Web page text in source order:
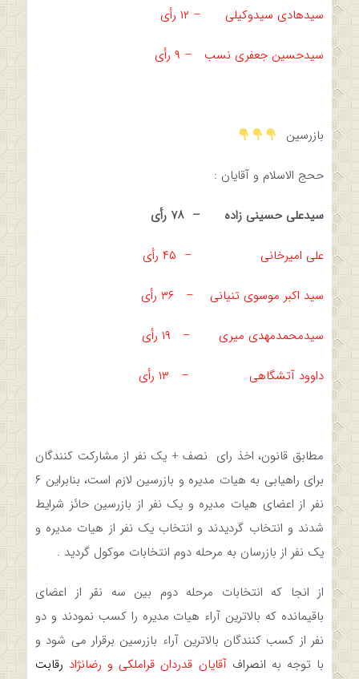
سیدهادی سیدوکیلی – ۱۲ رأی
سیدحسین جعفری نسب – ۹ رأی
بازرسین
ححج الاسلام و آقایان :
سیدعلی حسینی زاده – ۷۸ رأی
علی امیرخانی – ۴۵ رأی
سید اکبر موسوی تنیانی – ۳۶ رأی
سیدمحمدمهدی میری – ۱۹ رأی
داوود آتشگاهی – ۱۳ رأی
مطابق قانون، اخذ رای نصف + یک نفر از مشارکت کنندگان
برای راهیابی به هیات مدیره و بازرسین لازم است، بنابراین ۶
نفر از اعضای هیات مدیره و یک نفر از بازرسین حائز شرایط
شدند و انتخاب گردیدند و انتخاب یک نفر از هیات مدیره و
یک نفر از بازرسان به مرحله دوم انتخابات موکول گردید .
از انجا که انتخابات مرحله دوم بین سه نقر از اعضای
باقیمانده که بالاترین آراء هیات مدیره را کسب نمودند و دو
نفر از کسب کنندگان بالاترین آراء بازرسین برقرار می شود و
با توجه به انصراف آقایان قدردان قراملکی و رضانژاد رقابت